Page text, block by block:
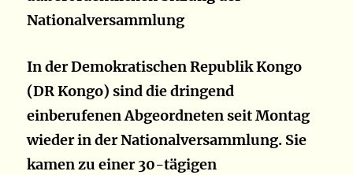
Nationalversammlung
In der Demokratischen Republik Kongo
(DR Kongo) sind die dringend
einberufenen Abgeordneten seit Montag
wieder in der Nationalversammlung. Sie
kamen zu einer 30-tägigen